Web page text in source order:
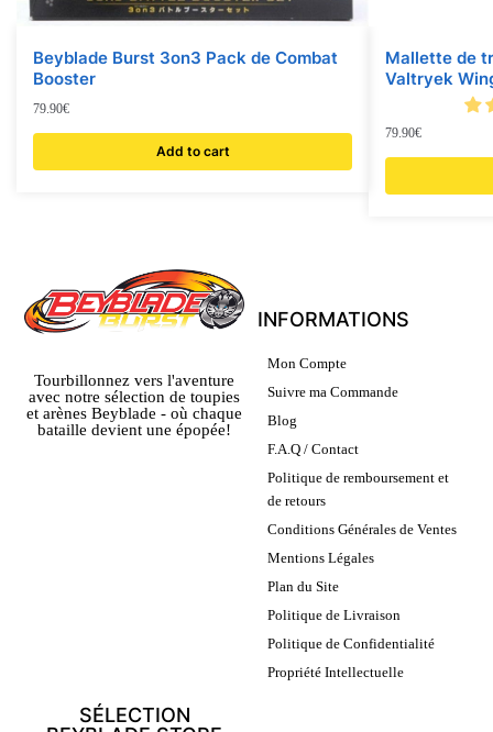
Beyblade Burst 3on3 Pack de Combat
Booster
79.90€
Add to cart
Mallette de
Valtryek
79.90€
Tourbillonnez vers l'aventure
avec notre sélection de toupies
et arènes Beyblade - où chaque
bataille devient une épopée!
INFORMATIONS
Mon Compte
Suivre ma Commande
Blog
F.A.Q / Contact
Politique de remboursement et
de retours
Conditions Générales de Ventes
Mentions Légales
Plan du Site
Politique de Livraison
Politique de Confidentialité
Propriété Intellectuelle
SÉLECTION